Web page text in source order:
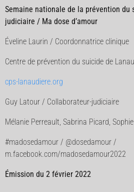
Semaine nationale de la prévention du
judiciaire / Ma dose d’amour
Éveline Laurin / Coordonnatrice clinique
Centre de prévention du suicide de
cps-lanaudiere.org
Guy Latour / Collaborateur-judiciaire
Mélanie Perreault, Sabrina Picard,
#madosedamour / @dosedamour /
m.facebook.com/madosedamour2022
Émission du 2 février 2022